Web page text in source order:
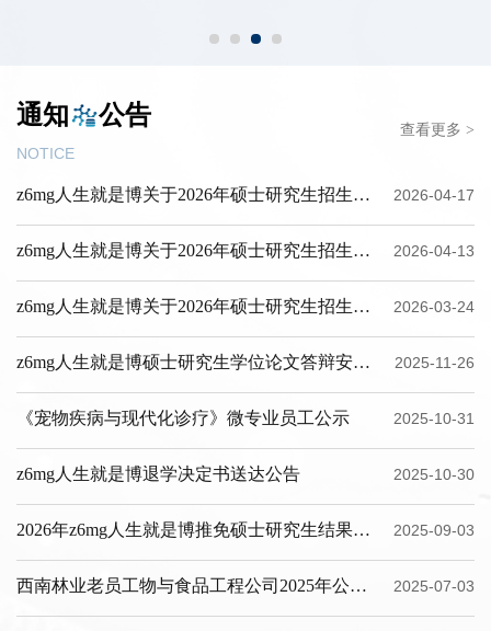
通知 公告
NOTICE
查看更多 >
z6mg人生就是博关于2026年硕士研究生招生考试调剂二批次... 2026-04-17
z6mg人生就是博关于2026年硕士研究生招生考试调剂考生复... 2026-04-13
z6mg人生就是博关于2026年硕士研究生招生考试一志愿考生... 2026-03-24
z6mg人生就是博硕士研究生学位论文答辩安排信息公开 2025-11-26
《宠物疾病与现代化诊疗》微专业员工公示 2025-10-31
z6mg人生就是博退学决定书送达公告 2025-10-30
2026年z6mg人生就是博推免硕士研究生结果公示 2025-09-03
西南林业老员工物与食品工程公司2025年公开招聘7月2日第一轮... 2025-07-03